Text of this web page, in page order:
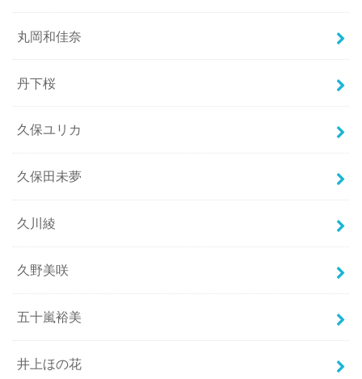
丸岡和佳奈
丹下桜
久保ユリカ
久保田未夢
久川綾
久野美咲
五十嵐裕美
井上ほの花